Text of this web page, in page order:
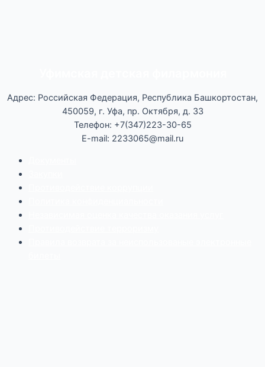
Адрес: Российская Федерация, Республика Башкортостан,
450059, г. Уфа, пр. Октября, д. 33
Телефон: +7(347)223-30-65
E-mail: 2233065@mail.ru